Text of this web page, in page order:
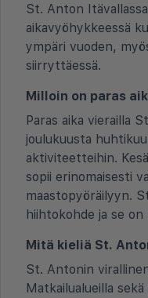
St. Anton
aikavyöhykkeessä
ympäri vuoden,
siirryttäessä.
Milloin on paras
Paras aika vierailla
joulukuusta
aktiviteetteihin.
sopii erinomaisesti
maastopyöräilyyn.
hiihtokohde ja se
Mitä kieliä St.
St. Antonin
Matkailualueilla